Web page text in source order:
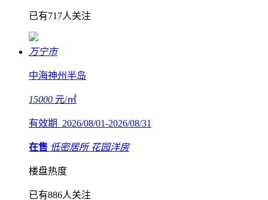
已有717人关注
万宁市
中海神州半岛
15000 元/㎡
有效期 2026/08/01-2026/08/31
在售 低密居所 花园洋房
楼盘热度
已有886人关注